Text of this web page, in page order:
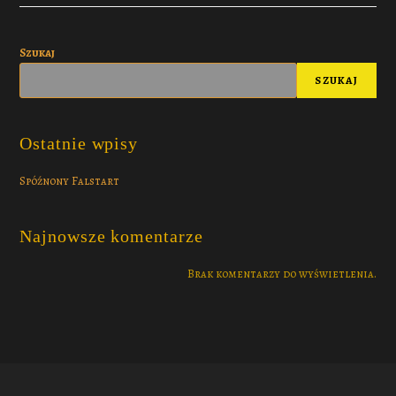
Szukaj
SZUKAJ
Ostatnie wpisy
Spóźnony Falstart
Najnowsze komentarze
Brak komentarzy do wyświetlenia.